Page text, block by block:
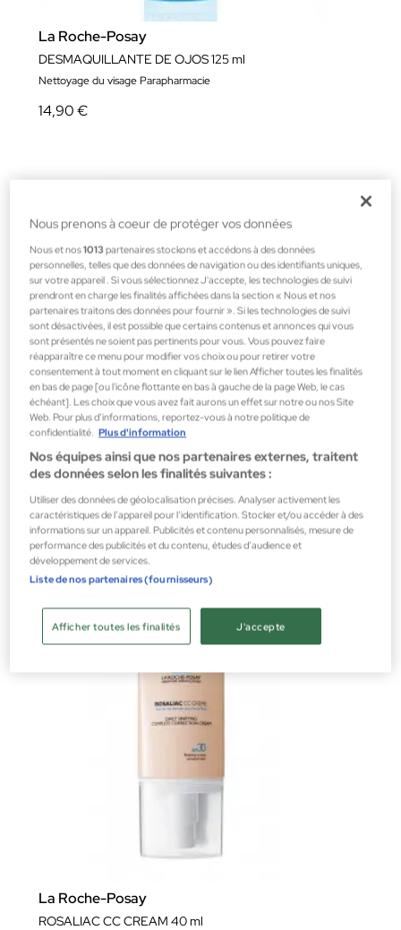
La Roche-Posay
DESMAQUILLANTE DE OJOS 125 ml
Nettoyage du visage Parapharmacie
14,90 €
La Roche-Posay
Cosmétique faciale Parapharmacie
24,90 €
La Roche-Posay
ROSALIAC CC CREAM 40 ml
Nous prenons à coeur de protéger vos données
Nous et nos1013 partenaires stockons et accédons à des données
personnelles, telles que des données de navigation ou des identifiants uniques,
sur votre appareil . Si vous sélectionnez J'accepte, les technologies de suivi
prendront en charge les finalités affichées dans la section « Nous et nos
partenaires traitons des données pour fournir ». Si les technologies de suivi
sont désactivées, il est possible que certains contenus et annonces qui vous
sont présentés ne soient pas pertinents pour vous. Vous pouvez faire
réapparaître ce menu pour modifier vos choix ou pour retirer votre
consentement à tout moment en cliquant sur le lien Afficher toutes les finalités
en bas de page [ou l'icône flottante en bas à gauche de la page Web, le cas
échéant]. Les choix que vous avez fait aurons un effet sur notre ou nos Site
Web. Pour plus d’informations, reportez-vous à notre politique de
confidentialité. Plus d'information
Nos équipes ainsi que nos partenaires externes, traitent
des données selon les finalités suivantes :
Utiliser des données de géolocalisation précises. Analyser activement les
caractéristiques de l’appareil pour l’identification. Stocker et/ou accéder à des
informations sur un appareil. Publicités et contenu personnalisés, mesure de
performance des publicités et du contenu, études d’audience et
développement de services.
Liste de nos partenaires (fournisseurs)
J'accepte
Afficher toutes les finalités